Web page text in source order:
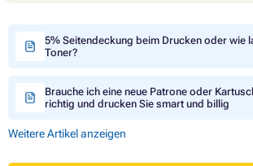
5% Seitendeckung beim Drucken oder wie
Toner?
Brauche ich eine neue Patrone oder
richtig und drucken Sie smart und billig
Weitere Artikel anzeigen